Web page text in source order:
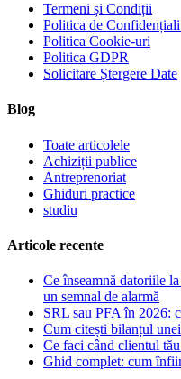
Termeni și Condiții
Politica de
Politica Cookie-uri
Politica GDPR
Solicitare Ștergere Date
Blog
Toate articolele
Achiziții publice
Antreprenoriat
Ghiduri practice
studiu
Articole recente
Ce înseamnă datoriile
un semnal de alarmă
SRL sau PFA în 2026:
Cum citești bilanțul
Ce faci când clientul
Ghid complet: cum